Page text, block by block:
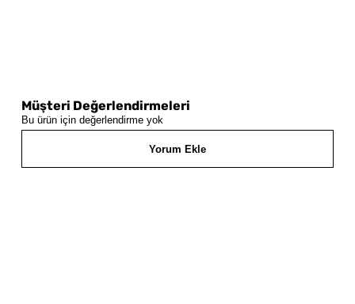
Müşteri Değerlendirmeleri
Bu ürün için değerlendirme yok
Yorum Ekle